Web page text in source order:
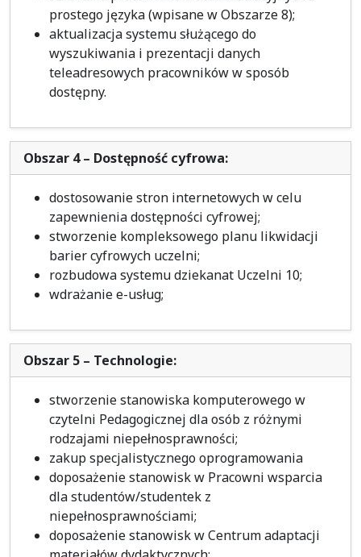
prostego języka (wpisane w Obszarze 8);
aktualizacja systemu służącego do
wyszukiwania i prezentacji danych
teleadresowych pracowników w sposób
dostępny.
Obszar 4 – Dostępność cyfrowa:
dostosowanie stron internetowych w celu
zapewnienia dostępności cyfrowej;
stworzenie kompleksowego planu likwidacji
barier cyfrowych uczelni;
rozbudowa systemu dziekanat Uczelni 10;
wdrażanie e-usług;
Obszar 5 – Technologie:
stworzenie stanowiska komputerowego w
czytelni Pedagogicznej dla osób z różnymi
rodzajami niepełnosprawności;
zakup specjalistycznego oprogramowania
doposażenie stanowisk w Pracowni wsparcia
dla studentów/studentek z
niepełnosprawnościami;
doposażenie stanowisk w Centrum adaptacji